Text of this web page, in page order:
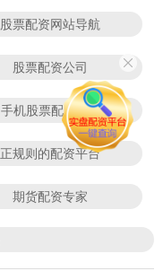
股票配资网站导航
股票配资公司
手机股票配资app
正规则的配资平台
期货配资专家